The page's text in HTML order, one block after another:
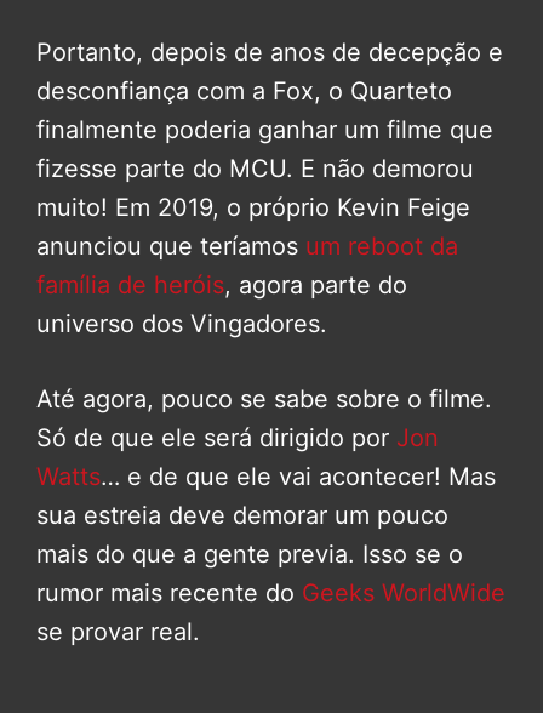
Portanto, depois de anos de decepção e
desconfiança com a Fox, o Quarteto
finalmente poderia ganhar um filme que
fizesse parte do MCU. E não demorou
muito! Em 2019, o próprio Kevin Feige
anunciou que teríamos um reboot da
família de heróis, agora parte do
universo dos Vingadores.
Até agora, pouco se sabe sobre o filme.
Só de que ele será dirigido por Jon
Watts… e de que ele vai acontecer! Mas
sua estreia deve demorar um pouco
mais do que a gente previa. Isso se o
rumor mais recente do Geeks WorldWide
se provar real.